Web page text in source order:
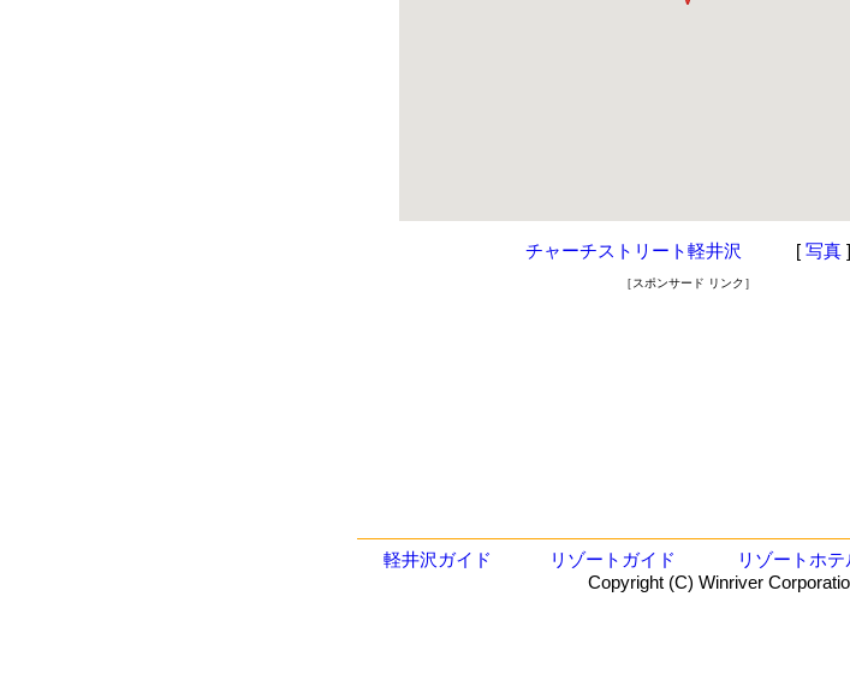
チャーチストリート軽井沢 [ 写真]
［スポンサード リンク］
軽井沢ガイド リゾートガイド リゾートホテ
Copyright (C) Winriver